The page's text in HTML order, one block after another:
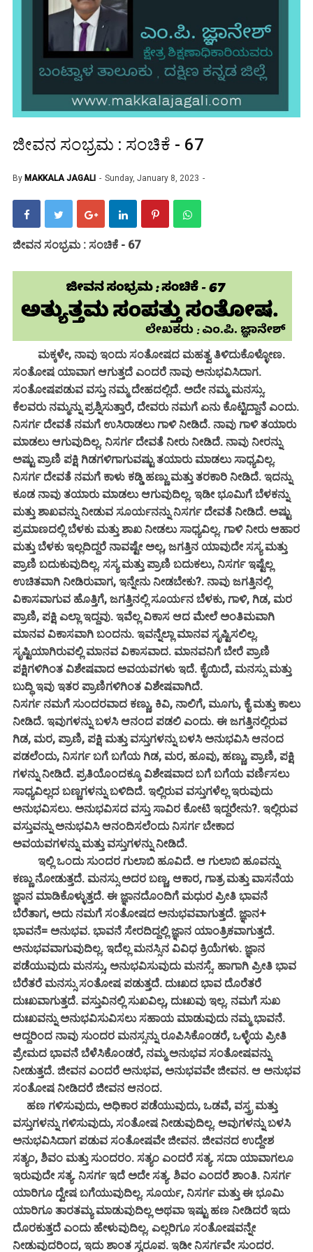
ಜೀವನ ಸಂಭ್ರಮ : ಸಂಚಿಕೆ - 67
By MAKKALA JAGALI Sunday, January 8, 2023
ಜೀವನ ಸಂಭ್ರಮ : ಸಂಚಿಕೆ - 67
ಮಕ್ಕಳೇ, ನಾವು ಇಂದು ಸಂತೋಷದ ಮಹತ್ವ ತಿಳಿದುಕೊಳ್ಳೋಣ.
ಸಂತೋಷ ಯಾವಾಗ ಆಗುತ್ತದೆ ಎಂದರೆ ನಾವು ಅನುಭವಿಸಿದಾಗ.
ಸಂತೋಷಪಡುವ ವಸ್ತು ನಮ್ಮ ದೇಹದಲ್ಲಿದೆ. ಅದೇ ನಮ್ಮ ಮನಸ್ಸು.
ಕೆಲವರು ನಮ್ಮನ್ನು ಪ್ರಶ್ನಿಸುತ್ತಾರೆ, ದೇವರು ನಮಗೆ ಏನು ಕೊಟ್ಟಿದ್ದಾನೆ ಎಂದು.
ನಿಸರ್ಗ ದೇವತೆ ನಮಗೆ ಉಸಿರಾಡಲು ಗಾಳಿ ನೀಡಿದೆ. ನಾವು ಗಾಳಿ ತಯಾರು
ಮಾಡಲು ಆಗುವುದಿಲ್ಲ. ನಿಸರ್ಗ ದೇವತೆ ನೀರು ನೀಡಿದೆ. ನಾವು ನೀರನ್ನು
ಅಷ್ಟು ಪ್ರಾಣಿ ಪಕ್ಷಿ ಗಿಡಗಳಿಗಾಗುವಷ್ಟು ತಯಾರು ಮಾಡಲು ಸಾಧ್ಯವಿಲ್ಲ.
ನಿಸರ್ಗ ದೇವತೆ ನಮಗೆ ಕಾಳು ಕಡ್ಡಿ ಹಣ್ಣು ಮತ್ತು ತರಕಾರಿ ನೀಡಿದೆ. ಇದನ್ನು
ಕೂಡ ನಾವು ತಯಾರು ಮಾಡಲು ಆಗುವುದಿಲ್ಲ. ಇಡೀ ಭೂಮಿಗೆ ಬೆಳಕನ್ನು
ಮತ್ತು ಶಾಖವನ್ನು ನೀಡುವ ಸೂರ್ಯನನ್ನು ನಿಸರ್ಗ ದೇವತೆ ನೀಡಿದೆ. ಅಷ್ಟು
ಪ್ರಮಾಣದಲ್ಲಿ ಬೆಳಕು ಮತ್ತು ಶಾಖ ನೀಡಲು ಸಾಧ್ಯವಿಲ್ಲ. ಗಾಳಿ ನೀರು ಆಹಾರ
ಮತ್ತು ಬೆಳಕು ಇಲ್ಲದಿದ್ದರೆ ನಾವಷ್ಟೇ ಅಲ್ಲ, ಜಗತ್ತಿನ ಯಾವುದೇ ಸಸ್ಯ ಮತ್ತು
ಪ್ರಾಣಿ ಬದುಕುವುದಿಲ್ಲ. ಸಸ್ಯ ಮತ್ತು ಪ್ರಾಣಿ ಬದುಕಲು, ನಿಸರ್ಗ ಇಷ್ಟೆಲ್ಲ
ಉಚಿತವಾಗಿ ನೀಡಿರುವಾಗ, ಇನ್ನೇನು ನೀಡಬೇಕು?. ನಾವು ಜಗತ್ತಿನಲ್ಲಿ
ವಿಕಾಸವಾಗುವ ಹೊತ್ತಿಗೆ, ಜಗತ್ತಿನಲ್ಲಿ ಸೂರ್ಯನ ಬೆಳಕು, ಗಾಳಿ, ಗಿಡ, ಮರ
ಪ್ರಾಣಿ, ಪಕ್ಷಿ ಎಲ್ಲಾ ಇದ್ದವು. ಇವೆಲ್ಲ ವಿಕಾಸ ಆದ ಮೇಲೆ ಅಂತಿಮವಾಗಿ
ಮಾನವ ವಿಕಾಸವಾಗಿ ಬಂದನು. ಇವನ್ನೆಲ್ಲಾ ಮಾನವ ಸೃಷ್ಟಿಸಲಿಲ್ಲ.
ಸೃಷ್ಟಿಯಾಗಿರುವಲ್ಲಿ ಮಾನವ ವಿಕಾಸವಾದ. ಮಾನವನಿಗೆ ಬೇರೆ ಪ್ರಾಣಿ
ಪಕ್ಷಿಗಳಿಗಿಂತ ವಿಶೇಷವಾದ ಅವಯವಗಳು ಇದೆ. ಕೈಯಿದೆ, ಮನಸ್ಸು ಮತ್ತು
ಬುದ್ಧಿ ಇವು ಇತರ ಪ್ರಾಣಿಗಳಿಗಿಂತ ವಿಶೇಷವಾಗಿದೆ.
ನಿಸರ್ಗ ನಮಗೆ ಸುಂದರವಾದ ಕಣ್ಣು, ಕಿವಿ, ನಾಲಿಗೆ, ಮೂಗು, ಕೈ ಮತ್ತು ಕಾಲು
ನೀಡಿದೆ. ಇವುಗಳನ್ನು ಬಳಸಿ ಆನಂದ ಪಡಲಿ ಎಂದು. ಈ ಜಗತ್ತಿನಲ್ಲಿರುವ
ಗಿಡ, ಮರ, ಪ್ರಾಣಿ, ಪಕ್ಷಿ ಮತ್ತು ವಸ್ತುಗಳನ್ನು ಬಳಸಿ ಅನುಭವಿಸಿ ಆನಂದ
ಪಡಲೆಂದು, ನಿಸರ್ಗ ಬಗೆ ಬಗೆಯ ಗಿಡ, ಮರ, ಹೂವು, ಹಣ್ಣು, ಪ್ರಾಣಿ, ಪಕ್ಷಿ
ಗಳನ್ನು ನೀಡಿದೆ. ಪ್ರತಿಯೊಂದಕ್ಕೂ ವಿಶೇಷವಾದ ಬಗೆ ಬಗೆಯ ವರ್ಣಿಸಲು
ಸಾಧ್ಯವಿಲ್ಲದ ಬಣ್ಣಗಳನ್ನು ಬಳಿದಿದೆ. ಇಲ್ಲಿರುವ ವಸ್ತುಗಳೆಲ್ಲ ಇರುವುದು
ಅನುಭವಿಸಲು. ಅನುಭವಿಸದ ವಸ್ತು ಸಾವಿರ ಕೋಟಿ ಇದ್ದರೇನು?. ಇಲ್ಲಿರುವ
ವಸ್ತುವನ್ನು ಅನುಭವಿಸಿ ಆನಂದಿಸಲೆಂದು ನಿಸರ್ಗ ಬೇಕಾದ
ಅವಯವಗಳನ್ನು ಮತ್ತು ವಸ್ತುಗಳನ್ನು ನೀಡಿದೆ.
ಇಲ್ಲಿ ಒಂದು ಸುಂದರ ಗುಲಾಬಿ ಹೂವಿದೆ. ಆ ಗುಲಾಬಿ ಹೂವನ್ನು
ಕಣ್ಣು ನೋಡುತ್ತದೆ. ಮನಸ್ಸು ಅದರ ಬಣ್ಣ, ಆಕಾರ, ಗಾತ್ರ ಮತ್ತು ವಾಸನೆಯ
ಜ್ಞಾನ ಮಾಡಿಕೊಳ್ಳುತ್ತದೆ. ಈ ಜ್ಞಾನದೊಂದಿಗೆ ಮಧುರ ಪ್ರೀತಿ ಭಾವನೆ
ಬೆರೆತಾಗ, ಅದು ನಮಗೆ ಸಂತೋಷದ ಅನುಭವವಾಗುತ್ತದೆ. ಜ್ಞಾನ+
ಭಾವನೆ= ಅನುಭವ. ಭಾವನೆ ಸೇರದಿದ್ದಲ್ಲಿ ಜ್ಞಾನ ಯಾಂತ್ರಿಕವಾಗುತ್ತದೆ.
ಅನುಭವವಾಗುವುದಿಲ್ಲ. ಇದೆಲ್ಲ ಮನಸ್ಸಿನ ವಿವಿಧ ಕ್ರಿಯೆಗಳು. ಜ್ಞಾನ
ಪಡೆಯುವುದು ಮನಸ್ಸು, ಅನುಭವಿಸುವುದು ಮನಸ್ಸೆ. ಹಾಗಾಗಿ ಪ್ರೀತಿ ಭಾವ
ಬೆರೆತರೆ ಮನಸ್ಸು ಸಂತೋಷ ಪಡುತ್ತದೆ. ದುಃಖದ ಭಾವ ದೊರೆತರೆ
ದುಃಖವಾಗುತ್ತದೆ. ವಸ್ತುವಿನಲ್ಲಿ ಸುಖವಿಲ್ಲ, ದುಃಖವು ಇಲ್ಲ. ನಮಗೆ ಸುಖ
ದುಃಖವನ್ನು ಅನುಭವಿಸುವಿಸಲು ಸಹಾಯ ಮಾಡುವುದು ನಮ್ಮ ಭಾವನೆ.
ಆದ್ದರಿಂದ ನಾವು ಸುಂದರ ಮನಸ್ಸನ್ನು ರೂಪಿಸಿಕೊಂಡರೆ, ಒಳ್ಳೆಯ ಪ್ರೀತಿ
ಪ್ರೇಮದ ಭಾವನೆ ಬೆಳೆಸಿಕೊಂಡರೆ, ನಮ್ಮ ಅನುಭವ ಸಂತೋಷವನ್ನು
ನೀಡುತ್ತದೆ. ಜೀವನ ಎಂದರೆ ಅನುಭವ, ಅನುಭವವೇ ಜೀವನ. ಆ ಅನುಭವ
ಸಂತೋಷ ನೀಡಿದರೆ ಜೀವನ ಆನಂದ.
ಹಣ ಗಳಿಸುವುದು, ಅಧಿಕಾರ ಪಡೆಯುವುದು, ಒಡವೆ, ವಸ್ತ್ರ ಮತ್ತು
ವಸ್ತುಗಳನ್ನು ಗಳಿಸುವುದು, ಸಂತೋಷ ನೀಡುವುದಿಲ್ಲ. ಅವುಗಳನ್ನು ಬಳಸಿ
ಅನುಭವಿಸಿದಾಗ ಪಡುವ ಸಂತೋಷವೇ ಜೀವನ. ಜೀವನದ ಉದ್ದೇಶ
ಸತ್ಯಂ, ಶಿವಂ ಮತ್ತು ಸುಂದರಂ. ಸತ್ಯಂ ಎಂದರೆ ಸತ್ಯ. ಸದಾ ಯಾವಾಗಲೂ
ಇರುವುದೇ ಸತ್ಯ. ನಿಸರ್ಗ ಇದೆ ಅದೇ ಸತ್ಯ. ಶಿವಂ ಎಂದರೆ ಶಾಂತಿ. ನಿಸರ್ಗ
ಯಾರಿಗೂ ದ್ವೇಷ ಬಗೆಯುವುದಿಲ್ಲ. ಸೂರ್ಯ, ನಿಸರ್ಗ ಮತ್ತು ಈ ಭೂಮಿ
ಯಾರಿಗೂ ತಾರತಮ್ಯ ಮಾಡುವುದಿಲ್ಲ ಅಥವಾ ಇಷ್ಟು ಹಣ ನೀಡಿದರೆ ಇದು
ದೊರಕುತ್ತದೆ ಎಂದು ಹೇಳುವುದಿಲ್ಲ. ಎಲ್ಲರಿಗೂ ಸಂತೋಷವನ್ನೇ
ನೀಡುವುದರಿಂದ, ಇದು ಶಾಂತ ಸ್ವರೂಪ. ಇಡೀ ನಿಸರ್ಗವೇ ಸುಂದರ.